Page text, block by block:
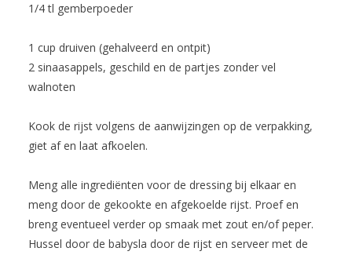
1/4 tl gemberpoeder
1 cup druiven (gehalveerd en ontpit)
2 sinaasappels, geschild en de partjes zonder vel
walnoten
Kook de rijst volgens de aanwijzingen op de verpakking,
giet af en laat afkoelen.
Meng alle ingrediënten voor de dressing bij elkaar en
meng door de gekookte en afgekoelde rijst. Proef en
breng eventueel verder op smaak met zout en/of peper.
Hussel door de babysla door de rijst en serveer met de